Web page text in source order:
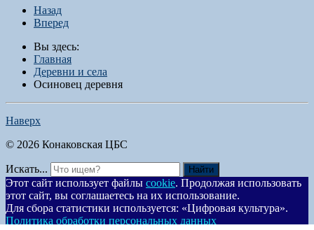
Назад
Вперед
Вы здесь:
Главная
Деревни и села
Осиновец деревня
Наверх
© 2026 Конаковская ЦБС
Искать... Найти
Этот сайт использует файлы cookie. Продолжая использовать
этот сайт, вы соглашаетесь на их использование.
Для сбора статистики используется: «Цифровая культура».
Политика обработки персональных данных